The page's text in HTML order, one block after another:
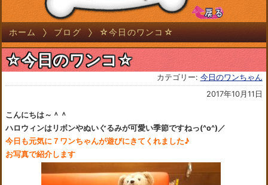
ホーム ブログ ☆今日のワンコ☆
☆今日のワンコ☆
カテゴリー: 今日のワンちゃん
2017年10月11日
こんにちは～＾＾
ハロウィンはリボンやぬいぐるみが可愛い季節ですねっ(^o^)／
今日も元気に７ワンちゃんが遊びにきてくれました♪
お写真で紹介します